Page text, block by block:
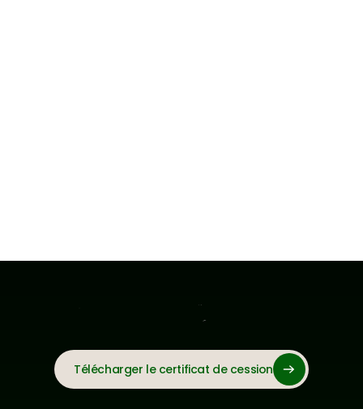
Télécharger le certificat de cession